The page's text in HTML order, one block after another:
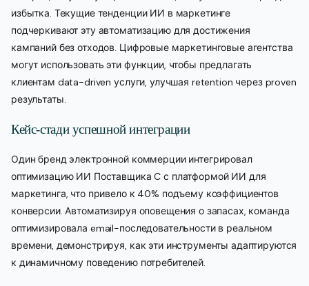
избытка. Текущие тенденции ИИ в маркетинге
подчеркивают эту автоматизацию для достижения
кампаний без отходов. Цифровые маркетинговые агентства
могут использовать эти функции, чтобы предлагать
клиентам data-driven услуги, улучшая retention через proven
результаты.
Кейс-стади успешной интеграции
Один бренд электронной коммерции интегрировал
оптимизацию ИИ Поставщика C с платформой ИИ для
маркетинга, что привело к 40% подъему коэффициентов
конверсии. Автоматизируя оповещения о запасах, команда
оптимизировала email-последовательности в реальном
времени, демонстрируя, как эти инструменты адаптируются
к динамичному поведению потребителей.